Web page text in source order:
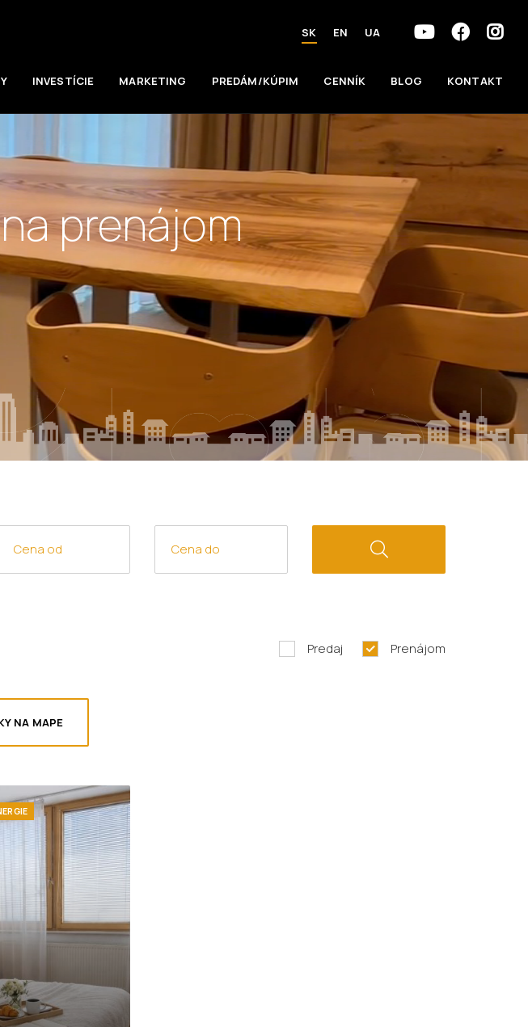
SK EN UA
INVESTÍCIE MARKETING PREDÁM/KÚPIM CENNÍK BLOG KONTAKT
prenájom
Predaj Prenájom
NA MAPE